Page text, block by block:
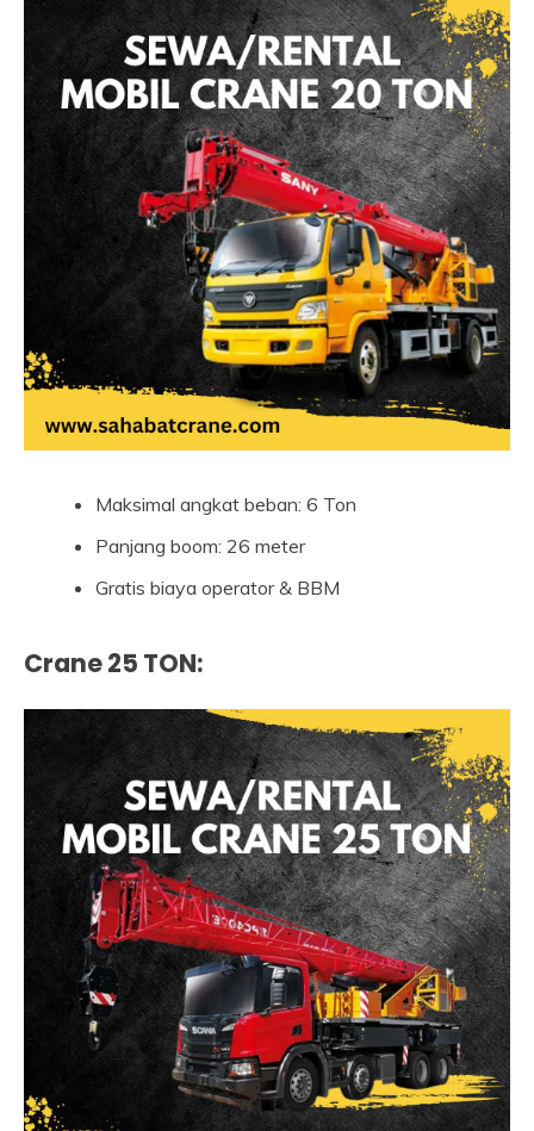
Maksimal angkat beban: 6 Ton
Panjang boom: 26 meter
Gratis biaya operator & BBM
Crane 25 TON: